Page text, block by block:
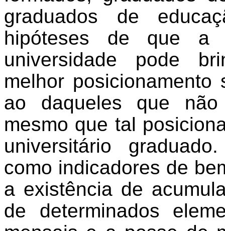
graduados de
hipóteses de que a
universidade pode
melhor posicionamento
ao daqueles que não
mesmo que tal
universitário
como indicadores de
a existência de
de determinados